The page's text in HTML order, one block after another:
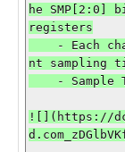
he SMP[2:0]
registers
nt sampling
![](https://